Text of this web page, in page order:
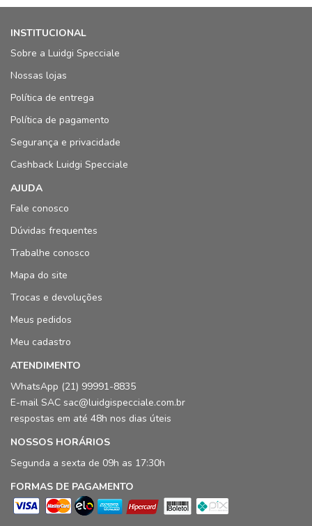
INSTITUCIONAL
Sobre a Luidgi Specciale
Nossas lojas
Política de entrega
Política de pagamento
Segurança e privacidade
Cashback Luidgi Specciale
AJUDA
Fale conosco
Dúvidas frequentes
Trabalhe conosco
Mapa do site
Trocas e devoluções
Meus pedidos
Meu cadastro
ATENDIMENTO
WhatsApp (21) 99991-8835
E-mail SAC sac@luidgispecciale.com.br
respostas em até 48h nos dias úteis
NOSSOS HORÁRIOS
Segunda a sexta de 09h as 17:30h
FORMAS DE PAGAMENTO